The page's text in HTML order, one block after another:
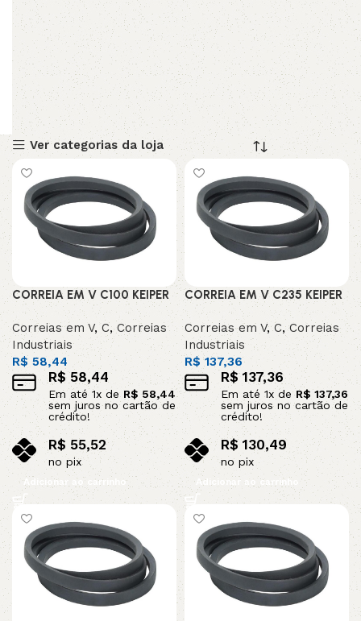
Ver categorias da loja
CORREIA EM V C100 KEIPER
Correias em V, C,Correias
Industriais
R$ 58,44
R$58,44
Em até 1x de R$ 58,44
sem juros no cartão de
crédito!
R$ 55,52
no pix
Adicionar ao carrinho
CORREIA EM V C235 KEIPER
Correias em V,C,Correias
Industriais
R$ 137,36
R$137,36
Em até 1x deR$137,36
sem juros no cartão de
crédito!
R$130,49
no pix
Adicionar ao carrinho